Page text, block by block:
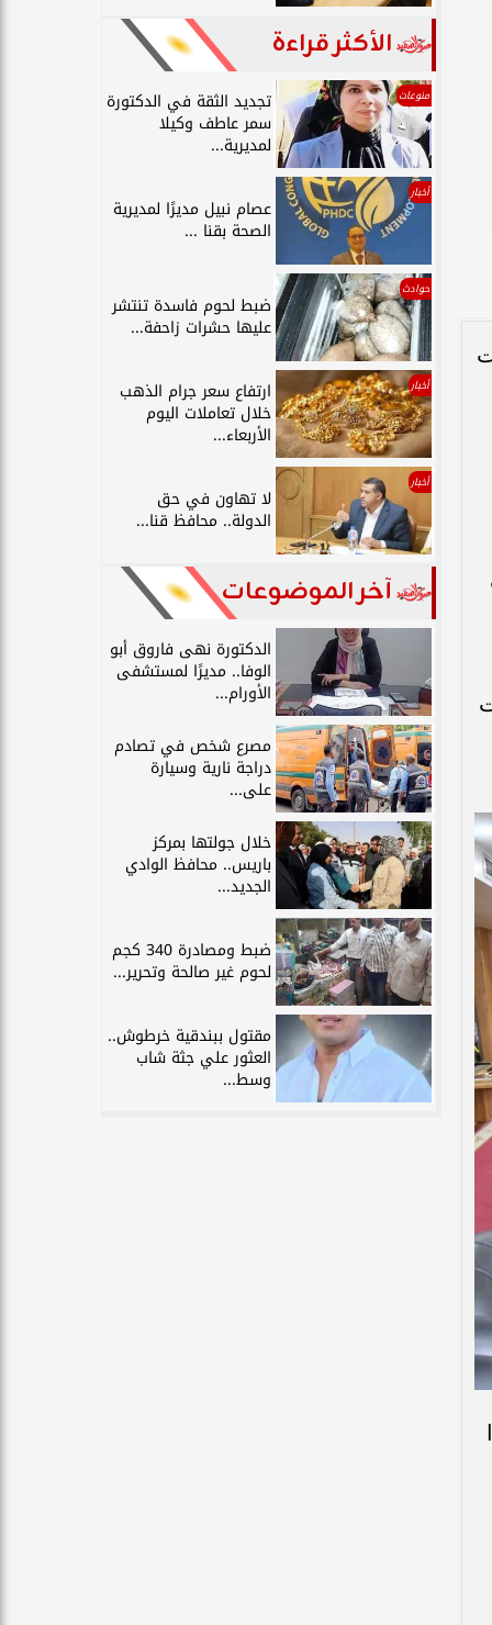
الأكثر قراءة
منوعات تجديد الثقة في الدكتورة
سمر عاطف وكيلا
لمديرية...
أخبار
عصام نبيل مديرًا لمديرية
الصحة بقنا ...
حوادث
ضبط لحوم فاسدة تنتشر
عليها حشرات زاحفة...
أخبار ارتفاع سعر جرام الذهب
خلال تعاملات اليوم
الأربعاء...
أخبار
لا تهاون في حق
الدولة.. محافظ قنا...
آخر الموضوعات
الدكتورة نهى فاروق أبو
الوفا.. مديرًا لمستشفى
الأورام...
مصرع شخص في تصادم
دراجة نارية وسيارة
على...
خلال جولتها بمركز
باريس.. محافظ الوادي
الجديد...
ضبط ومصادرة 340 كجم
لحوم غير صالحة وتحرير...
مقتول ببندقية خرطوش..
العثور علي جثة شاب
وسط...